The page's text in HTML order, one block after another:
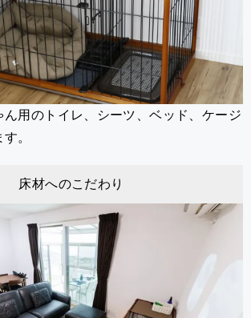
ん用のトイレ、シーツ、ベッド、ケージ
。
床材へのこだわり